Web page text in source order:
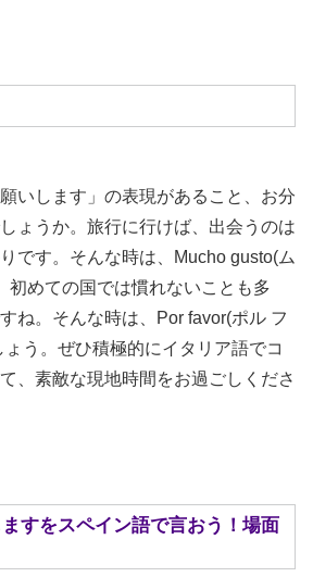
いします」の表現があること、お分
ょうか。旅行に行けば、出会うのは
です。そんな時は、Mucho gusto(ム
初めての国では慣れないことも多
ね。そんな時は、Por favor(ポル フ
う。ぜひ積極的にイタリア語でコ
、素敵な現地時間をお過ごしくださ
すをスペイン語で言おう！場面